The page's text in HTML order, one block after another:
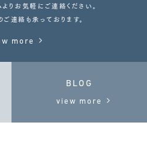
りお気軽にご連絡ください。
連絡も承っております。
more
BLOG
view more